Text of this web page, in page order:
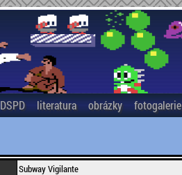
DSPD literatura obrázky fotogalerie
Subway Vigilante